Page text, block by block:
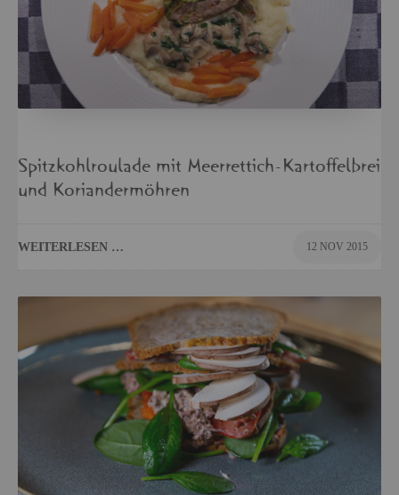
Spitz­kohl­rou­la­de mit Meer­ret­tich-Kar­tof­fel­brei
und Ko­ri­an­der­möh­ren
WEI­TER­LE­SEN … 12 NOV 2015